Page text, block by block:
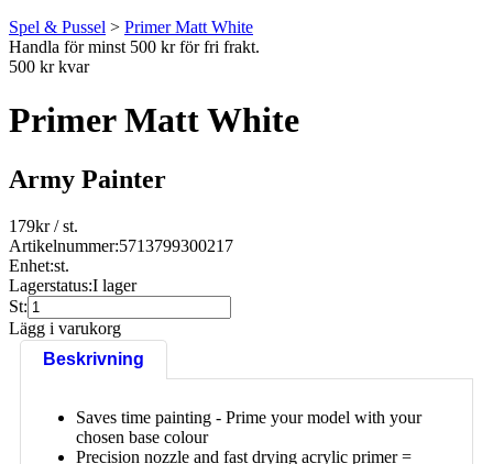
Spel & Pussel > Primer Matt White
Handla för minst 500 kr för fri frakt.
500 kr kvar
Primer Matt White
Army Painter
179kr/ st.
Artikelnummer:5713799300217
Enhet:st.
Lagerstatus:I lager
St:
Lägg i varukorg
Beskrivning
Saves time painting - Prime your model with your
chosen base colour
Precision nozzle and fast drying acrylic primer =